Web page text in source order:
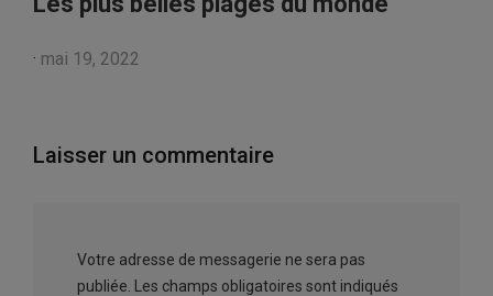
· mai 19, 2022
Laisser un commentaire
Votre adresse de messagerie ne sera pas
publiée.
Les champs obligatoires sont indiqués